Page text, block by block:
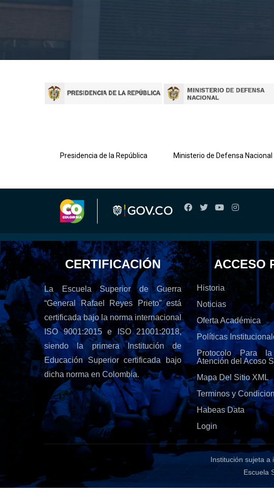
Presidencia de la República
Ministerio de Defensa Nacional
CERTIFICACIÓN
La Escuela Superior de Guerra
“General Rafael Reyes Prieto” está
certificada bajo la norma internacional
ISO 9001:2015 e ISO 21001:2018,
siendo la primera Institución de
Educación Superior certificada bajo
dicha norma en Colombia.
ACCESO
Historia
Noticias
Oferta Académica
Políticas
Protocolo Para
Atención del Acoso
Mapa Del Sitio XML
Terminos y
Habeas Data
Login
Institución sujeta a
Escuela